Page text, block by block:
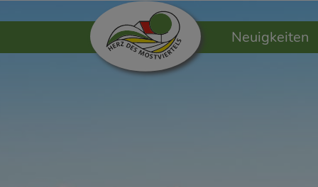
Neuigkeiten